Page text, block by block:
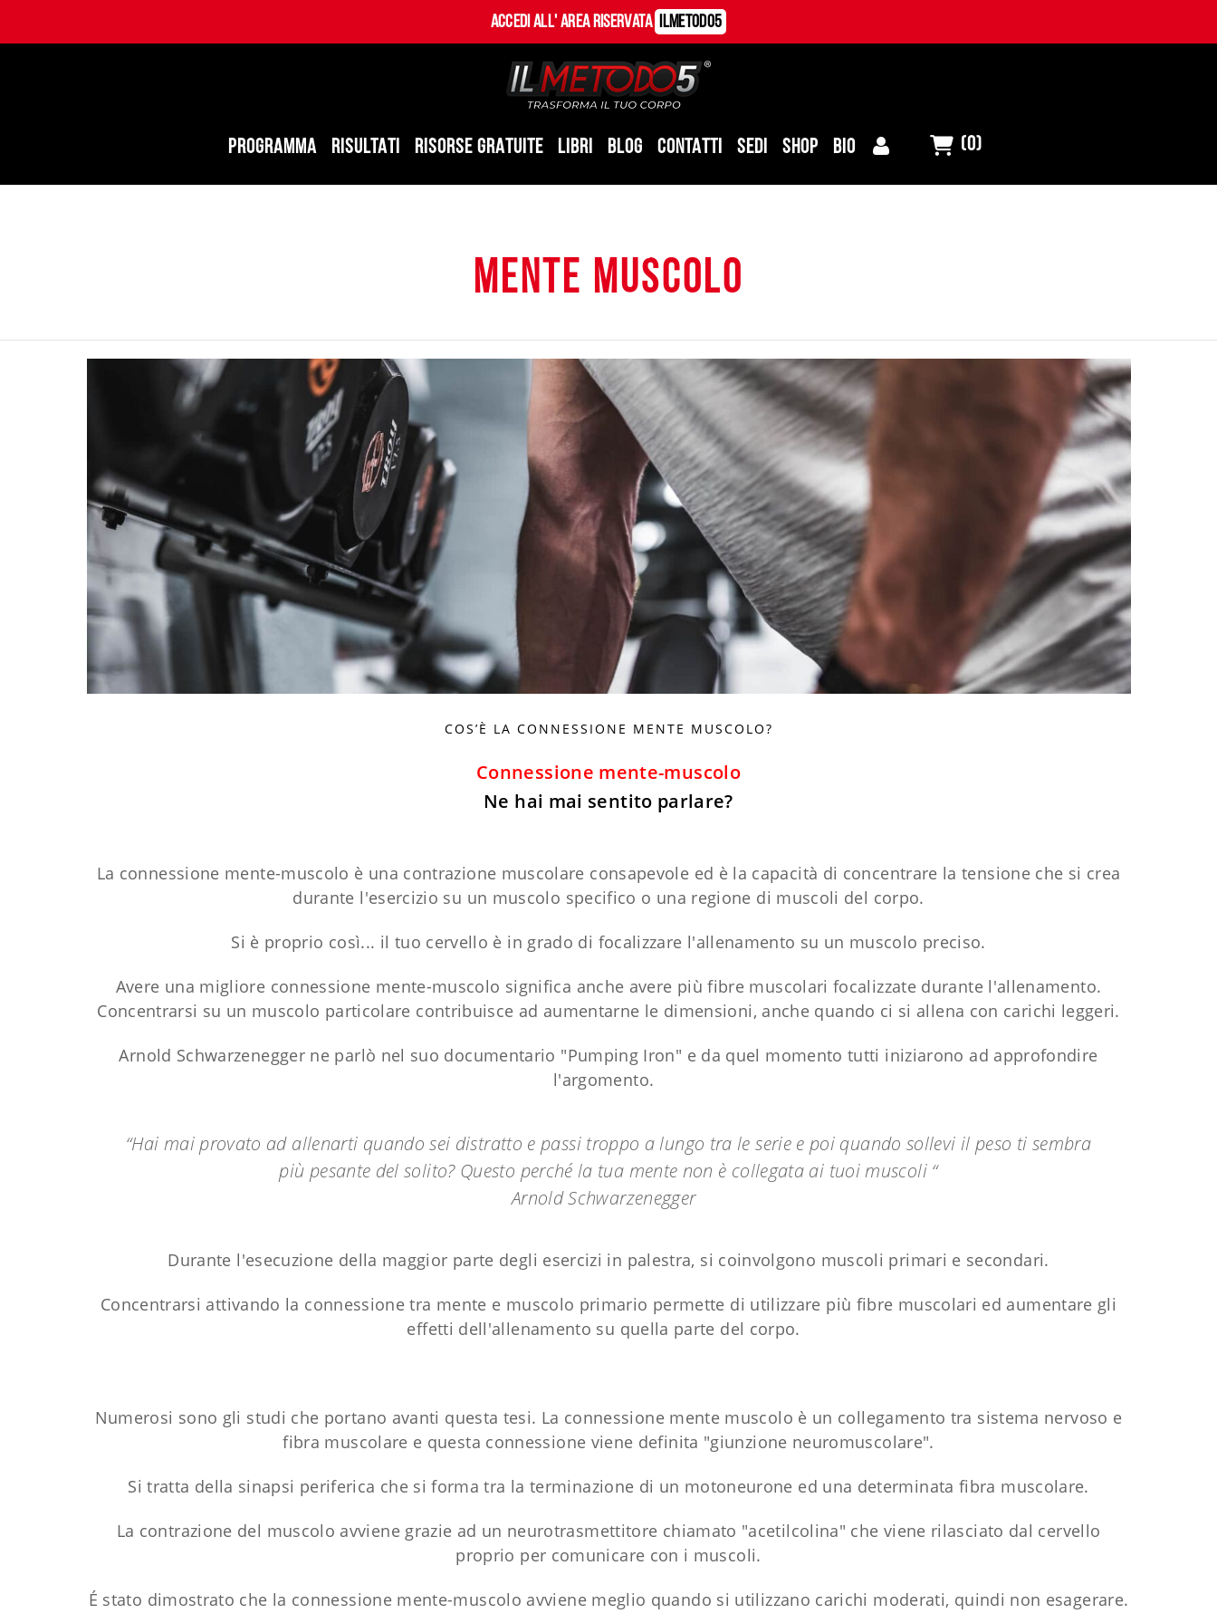
Accedi all' Area Riservata ILMetodo5
PROGRAMMA RISULTATI RISORSE GRATUITE LIBRI BLOG CONTATTI SEDI SHOP BIO (0)
mente muscolo
COS’È LA CONNESSIONE MENTE MUSCOLO?
Connessione mente-muscolo
Ne hai mai sentito parlare?
La connessione mente-muscolo è una contrazione muscolare consapevole ed è la capacità di concentrare la tensione che si crea
durante l'esercizio su un muscolo specifico o una regione di muscoli del corpo.
Si è proprio così... il tuo cervello è in grado di focalizzare l'allenamento su un muscolo preciso.
Avere una migliore connessione mente-muscolo significa anche avere più fibre muscolari focalizzate durante l'allenamento.
Concentrarsi su un muscolo particolare contribuisce ad aumentarne le dimensioni, anche quando ci si allena con carichi leggeri.
Arnold Schwarzenegger ne parlò nel suo documentario "Pumping Iron" e da quel momento tutti iniziarono ad approfondire
l'argomento.
“Hai mai provato ad allenarti quando sei distratto e passi troppo a lungo tra le serie e poi quando sollevi il peso ti sembra
più pesante del solito? Questo perché la tua mente non è collegata ai tuoi muscoli “
Arnold Schwarzenegger
Durante l'esecuzione della maggior parte degli esercizi in palestra, si coinvolgono muscoli primari e secondari.
Concentrarsi attivando la connessione tra mente e muscolo primario permette di utilizzare più fibre muscolari ed aumentare gli
effetti dell'allenamento su quella parte del corpo.
Numerosi sono gli studi che portano avanti questa tesi. La connessione mente muscolo è un collegamento tra sistema nervoso e
fibra muscolare e questa connessione viene definita "giunzione neuromuscolare".
Si tratta della sinapsi periferica che si forma tra la terminazione di un motoneurone ed una determinata fibra muscolare.
La contrazione del muscolo avviene grazie ad un neurotrasmettitore chiamato "acetilcolina" che viene rilasciato dal cervello
proprio per comunicare con i muscoli.
É stato dimostrato che la connessione mente-muscolo avviene meglio quando si utilizzano carichi moderati, quindi non esagerare.